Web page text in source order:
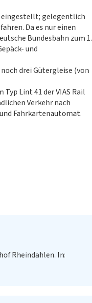
eingestellt; gelegentlich
Da es nur einen
Bundesbahn zum 1.
und
drei Gütergleise (von
Lint 41 der VIAS Rail
Verkehr nach
Fahrkartenautomat.
Rheindahlen. In: